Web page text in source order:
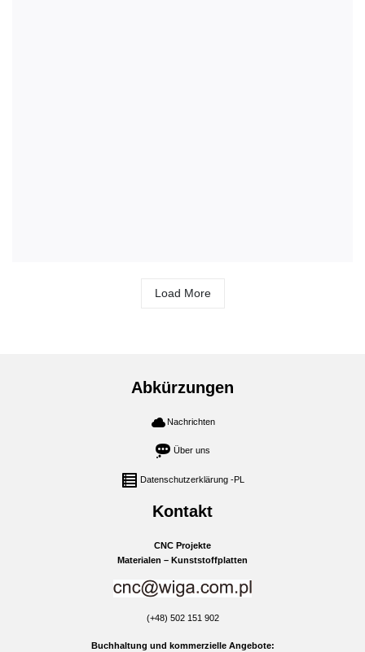
Load More
Kontakt
CNC Projekte
Materialen – Kunststoffplatten
(+48) 502 151 902
Buchhaltung und kommerzielle Angebote:
Abkürzungen
Nachrichten
Über uns
Datenschutzerklärung -PL